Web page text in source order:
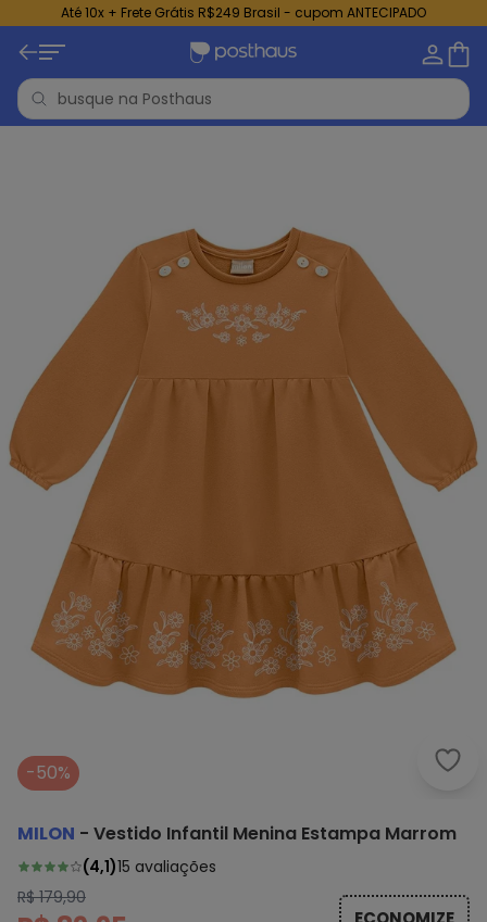
Até 10x + Frete Grátis R$249 Brasil - cupom ANTECIPADO
-50%
MILON - Vestido Infantil Menina Estampa Marrom
(4,1)15 avaliações
R$ 179,90